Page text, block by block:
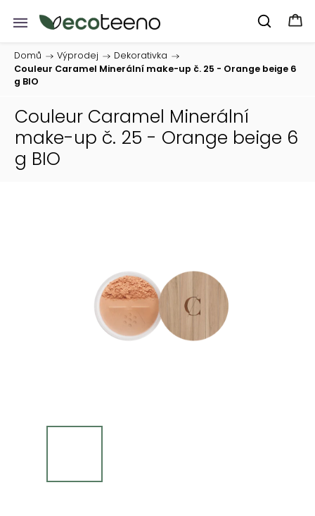
Domů / Výprodej / Dekorativka /
Couleur Caramel Minerální make-up č. 25 - Orange beige 6
g BIO
Couleur Caramel Minerální
make-up č. 25 - Orange beige 6
g BIO